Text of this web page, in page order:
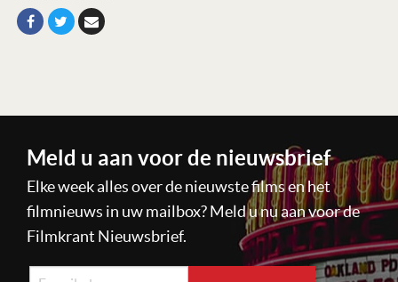
Meld u aan voor de nieuwsbrief
Elke week alles over de nieuwste films en het
filmnieuws in uw mailbox? Meld u nu aan voor de
Filmkrant Nieuwsbrief.